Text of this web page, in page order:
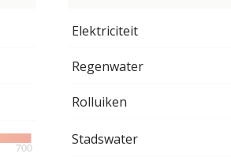
Elektriciteit
Regenwater
Rolluiken
Stadswater